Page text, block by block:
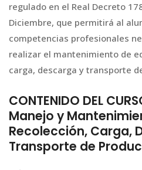
regulado en el Real Decreto
Diciembre, que permitirá al
competencias profesionales
realizar el mantenimiento de
carga, descarga y transporte
CONTENIDO DEL
Manejo y
Recolección, Carga,
Transporte de